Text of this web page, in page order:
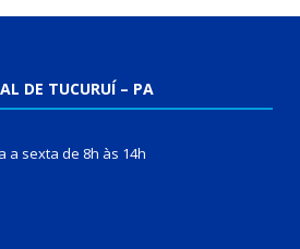
DE TUCURUÍ – PA
a sexta de 8h às 14h